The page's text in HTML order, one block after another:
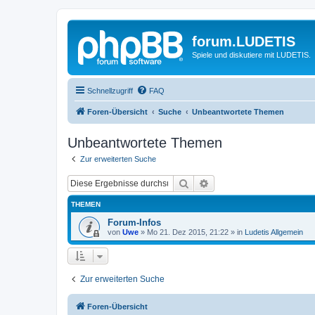
forum.LUDETIS
Spiele und diskutiere mit LUDETIS.
Schnellzugriff FAQ
Foren-Übersicht Suche Unbeantwortete Themen
Unbeantwortete Themen
Zur erweiterten Suche
Suche
THEMEN
Forum-Infos
von Uwe » Mo 21. Dez 2015, 21:22 » in Ludetis Allgemein
Zur erweiterten Suche
Foren-Übersicht